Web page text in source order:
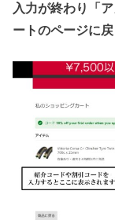
入力が終わり「
ートのページに戻